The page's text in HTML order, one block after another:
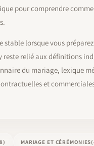
pour comprendre
stable lorsque vous
relié aux définitions
du mariage, lexique
et
MARIAGE ET CÉRÉMONIES